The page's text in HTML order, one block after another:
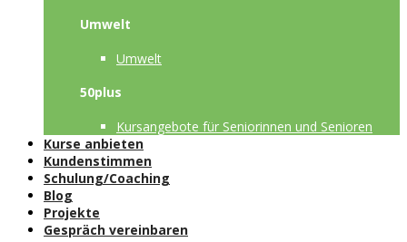
Umwelt
Umwelt
50plus
Kursangebote für Seniorinnen und Senioren
Kurse anbieten
Kundenstimmen
Schulung/Coaching
Blog
Projekte
Gespräch vereinbaren